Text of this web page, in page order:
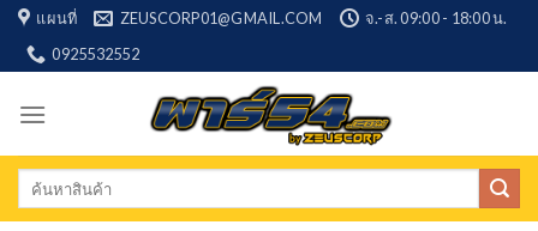
Skip
content
แผนที่ ZEUSCORP01@GMAIL.COM
จ.-ส. 09:00 - 18:00 น.
0925532552
Search